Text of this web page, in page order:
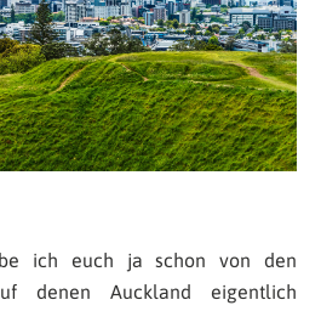
ich euch ja schon von den
denen Auckland eigentlich